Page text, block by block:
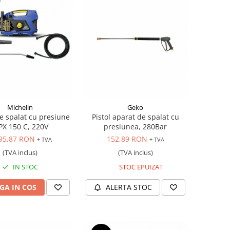
Michelin
spalat cu presiune
150 C, 220V
RON + TVA
(TVA inclus)
IN STOC
IN COS
Geko
Pistol aparat de spalat cu
presiunea, 280Bar
152,89 RON + TVA
(TVA inclus)
STOC EPUIZAT
ALERTA STOC